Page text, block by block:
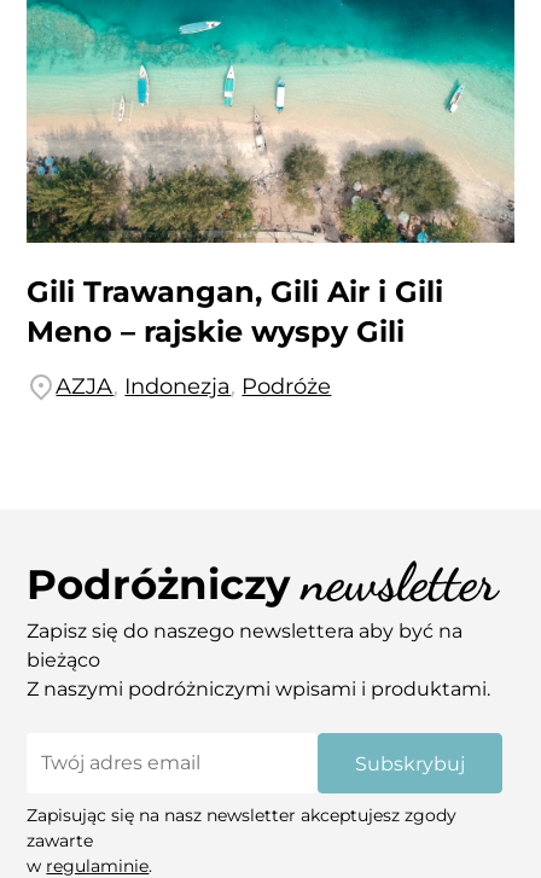
Gili Trawangan, Gili Air i Gili
Meno – rajskie wyspy Gili
AZJA, Indonezja, Podróże
Podróżniczynewsletter
Zapisz się do naszego newslettera aby być na
bieżąco
Z naszymi podróżniczymi wpisami i produktami.
Subskrybuj
Zapisując się na nasz newsletter akceptujesz zgody
zawarte
w regulaminie.